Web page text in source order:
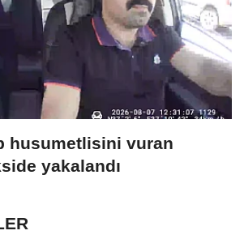
husumetlisini vuran
yakalandı